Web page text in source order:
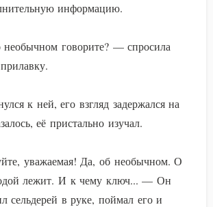
информацию.
говорите? — спросила
к ней, его взгляд задержался на
её пристально изучал.
уважаемая! Да, об необычном. О
лежит. И к чему ключ... — Он
сельдерей в руке, поймал его и